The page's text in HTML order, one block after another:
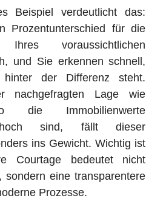
Beispiel verdeutlicht das:
Prozentunterschied für die
Ihres voraussichtlichen
und Sie erkennen schnell,
hinter der Differenz steht.
nachgefragten Lage wie
die Immobilienwerte
hoch sind, fällt dieser
ins Gewicht. Wichtig ist
Courtage bedeutet nicht
sondern eine transparentere
Prozesse.